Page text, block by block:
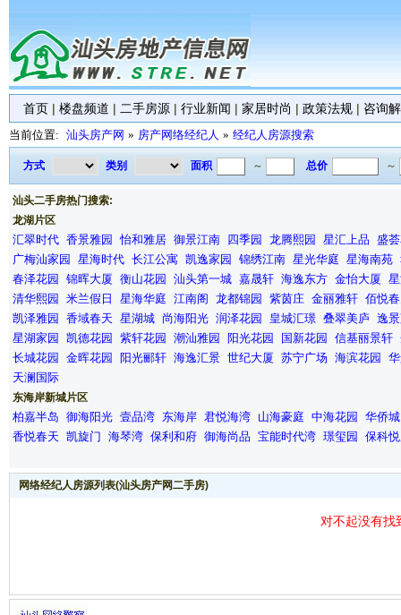
首页 | 楼盘频道 | 二手房源 | 行业新闻 | 家居时尚 | 政策法规 | 咨询
当前位置: 汕头房产网 » 房产网络经纪人 » 经纪人房源搜索
方式 类别 面积 ～ 总价 ～
汕头二手房热门搜索:
龙湖片区
汇翠时代 香景雅园 怡和雅居 御景江南 四季园 龙腾熙园 星汇上品 盛
广梅汕家园
星海时代 长江公寓 凯逸家园 锦绣江南 星光华庭 星海南苑
春泽花园
锦晖大厦 衡山花园 汕头第一城 嘉晟轩 海逸东方 金怡大厦
清华熙园
米兰假日 星海华庭 江南阁 龙都锦园 紫茵庄 金丽雅轩 佰悦
凯泽雅园
香域春天 星湖城 尚海阳光 润泽花园 皇城汇璟 叠翠美庐 逸
星湖家园
凯德花园 紫轩花园 潮汕雅园 阳光花园 国新花园 信基丽景轩
长城花园
金晖花园 阳光郦轩 海逸汇景 世纪大厦 苏宁广场 海滨花园
天澜国际
东海岸新城片区
柏嘉半岛 御海阳光 壹品湾 东海岸 君悦海湾 山海豪庭 中海花园
华侨城
香悦春天 凯旋门 海琴湾 保利和府 御海尚品 宝能时代湾 璟玺园 保科
网络经纪人房源列表(汕头房产网二手房)
对不起没有找